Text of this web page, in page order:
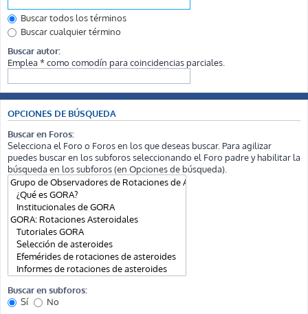
Buscar todos los términos
Buscar cualquier término
Buscar autor:
Emplea * como comodín para coincidencias parciales.
OPCIONES DE BÚSQUEDA
Buscar en Foros:
Selecciona el Foro o Foros en los que deseas buscar. Para agilizar
puedes buscar en los subforos seleccionando el Foro padre y habilitar la
búsqueda en los subforos (en Opciones de búsqueda).
Buscar en subforos:
Sí
No